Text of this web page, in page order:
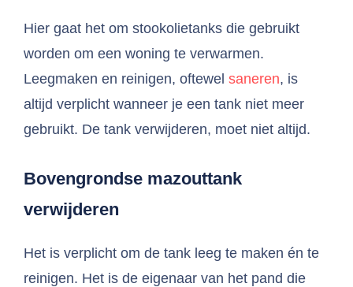
Hier gaat het om stookolietanks die gebruikt
worden om een woning te verwarmen.
Leegmaken en reinigen, oftewel saneren, is
altijd verplicht wanneer je een tank niet meer
gebruikt. De tank verwijderen, moet niet altijd.
Bovengrondse mazouttank
verwijderen
Het is verplicht om de tank leeg te maken én te
reinigen. Het is de eigenaar van het pand die